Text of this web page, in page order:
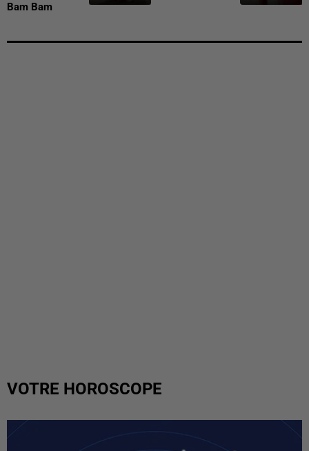
Bam Bam
VOTRE HOROSCOPE